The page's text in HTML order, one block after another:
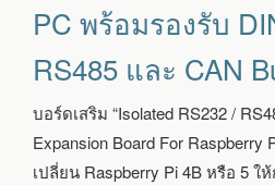
PC พร้อมรองรับ
RS485 และ CAN
บอร์ดเสริม “Isolated RS232 /
Expansion Board For Raspberry
เปลี่ยน Raspberry Pi 4B หรือ 5 ใ